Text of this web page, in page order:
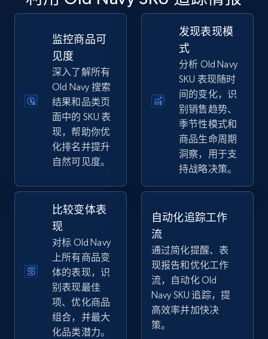
立即开始
URL, Product id, Title, Seller name, Seller rating,
Seller reviews, Breadcrumbs, Root category, and
more.
2.5K+ 359+ 立即开始
eBay - Gather data on products using
specified keywords
URL, Product id, Title, Seller name, Seller rating,
Seller reviews, Breadcrumbs, Root category, and
more.
2.5K+ 359+ 立即开始
监控商品可
见度
深入了解所有
Old Navy 搜索
结果和品类页
面中的 SKU 表
现，帮助你优
化排名并提升
自然可见度。
发现表现模
式
分析 Old Navy
SKU 表现随时
间的变化，识
别销售趋势、
季节性模式和
商品生命周期
洞察，用于支
持战略决策。
比较变体表
现
对标 Old Navy
上所有商品变
体的表现，识
别表现最佳
项、优化商品
组合，并最大
化品类潜力。
自动化追踪工作
流
通过简化提醒、表
现报告和优化工作
流，自动化 Old
Navy SKU 追踪，提
高效率并加快决
策。